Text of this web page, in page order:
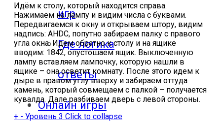
игр
Где логика
ответы
Онлайн игры
Идём к столу, который находится справа.
Нажимаем на лампу и видим числа с буквами.
Передвигаемся к окну и открываем штору, видим
надпись: AHDC, попутно забираем палку с правого
угла окна. Идем обратно к столу и на ящике
вводим: 1842, опустошаем ящик. Выключенную
лампу вставляем лампочку, которую нашли в
ящике – она осветит комнату. После этого идем к
дыре в правом углу вверху и забираем оттуда
камень, который совмещаем с палкой – получается
кувалда. Дале разбиваем дверь с левой стороны.
+ - Уровень 3 Click to collapse